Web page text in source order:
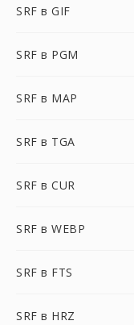
SRF в GIF
SRF в PGM
SRF в MAP
SRF в TGA
SRF в CUR
SRF в WEBP
SRF в FTS
SRF в HRZ